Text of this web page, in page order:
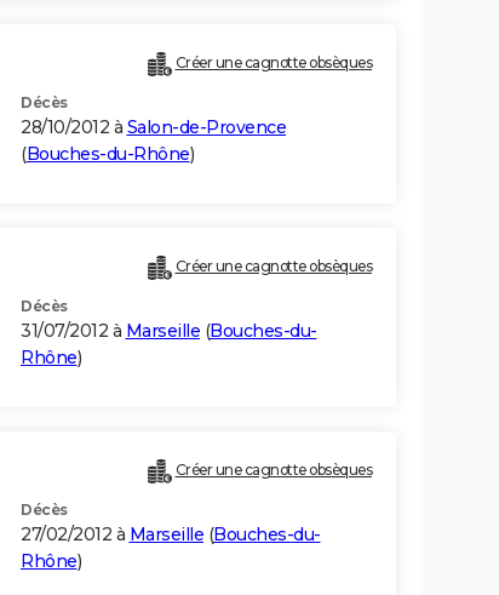
Créer une cagnotte obsèques
Décès
28/10/2012 à Salon-de-Provence
(Bouches-du-Rhône)
Créer une cagnotte obsèques
Décès
31/07/2012 à Marseille (Bouches-du-
Rhône)
Créer une cagnotte obsèques
Décès
27/02/2012 à Marseille (Bouches-du-
Rhône)